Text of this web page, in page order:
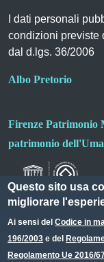
I dati personali
condizioni previste
dal d.lgs. 36/2006
Albo Pretorio
Firenze Patrimonio
patrimonio
Small
Useful
Questo sito usa
migliorare
Ai sensi delCodice in
196/2003 e del
Regolamento Ue 2016/